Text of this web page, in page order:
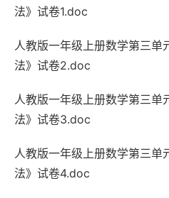
法》试卷1.doc
人教版一年级上册数学第三单
法》试卷2.doc
人教版一年级上册数学第三单
法》试卷3.doc
人教版一年级上册数学第三单
法》试卷4.doc